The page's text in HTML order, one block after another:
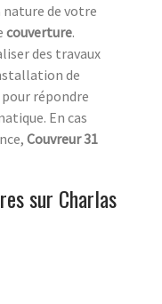
de votre
couverture.
des travaux
de
pour répondre
En cas
Couvreur 31
sur Charlas